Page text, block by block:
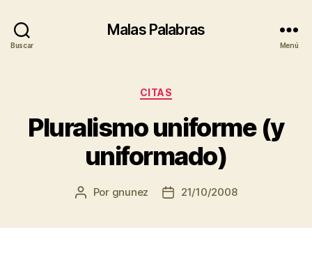
Buscar
Malas Palabras
Menú
Categorías
CITAS
Pluralismo uniforme (y
uniformado)
Autor
Por gnunez
Fecha21/10/2008